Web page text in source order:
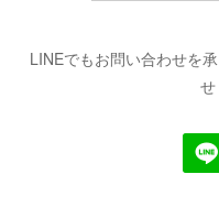
LINEでもお問い合わせを
せ